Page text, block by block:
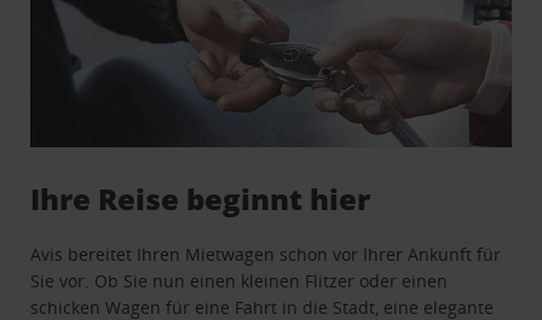
Ihre Reise beginnt hier
Avis bereitet Ihren Mietwagen schon vor Ihrer Ankunft für
Sie vor. Ob Sie nun einen kleinen Flitzer oder einen
schicken Wagen für eine Fahrt in die Stadt, eine elegante